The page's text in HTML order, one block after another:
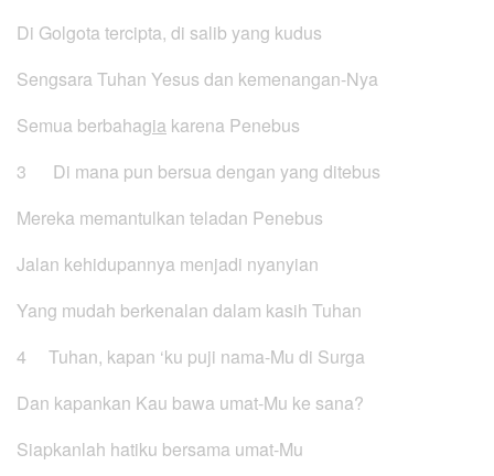
Di Golgota tercipta, di salib yang kudus
Sengsara Tuhan Yesus dan kemenangan-Nya
Semua berbahagia karena Penebus
3 Di mana pun bersua dengan yang ditebus
Mereka memantulkan teladan Penebus
Jalan kehidupannya menjadi nyanyian
Yang mudah berkenalan dalam kasih Tuhan
4 Tuhan, kapan ‘ku puji nama-Mu di Surga
Dan kapankan Kau bawa umat-Mu ke sana?
Siapkanlah hatiku bersama umat-Mu